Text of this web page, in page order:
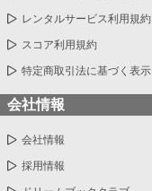
レンタルサービス利用規約
スコア利用規約
特定商取引法に基づく表示
会社情報
会社情報
採用情報